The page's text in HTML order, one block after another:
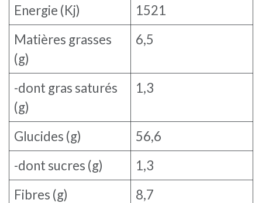
Energie (Kj)
1521
Matières grasses
(g)
6,5
-dont gras saturés
(g)
1,3
Glucides (g)
56,6
-dont sucres (g)
1,3
Fibres (g)
8,7